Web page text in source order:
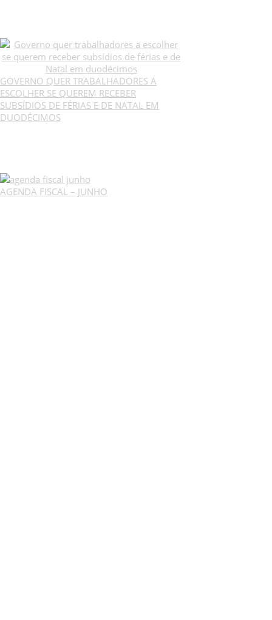
GOVERNO QUER TRABALHADORES A
ESCOLHER SE QUEREM RECEBER
SUBSÍDIOS DE FÉRIAS E DE NATAL EM
DUODÉCIMOS
AGENDA FISCAL – JUNHO